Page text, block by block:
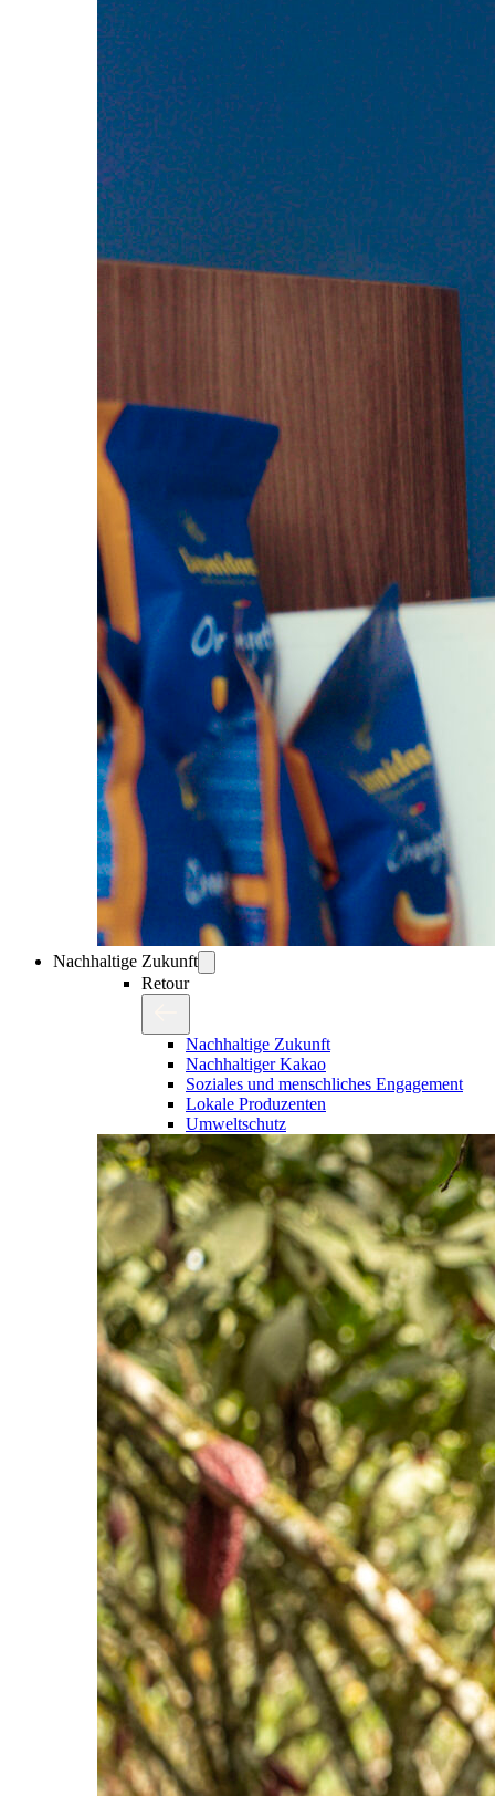
Nachhaltige Zukunft
Retour
Nachhaltige Zukunft
Nachhaltiger Kakao
Soziales und menschliches Engagement
Lokale Produzenten
Umweltschutz